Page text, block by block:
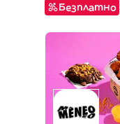
Безплатно